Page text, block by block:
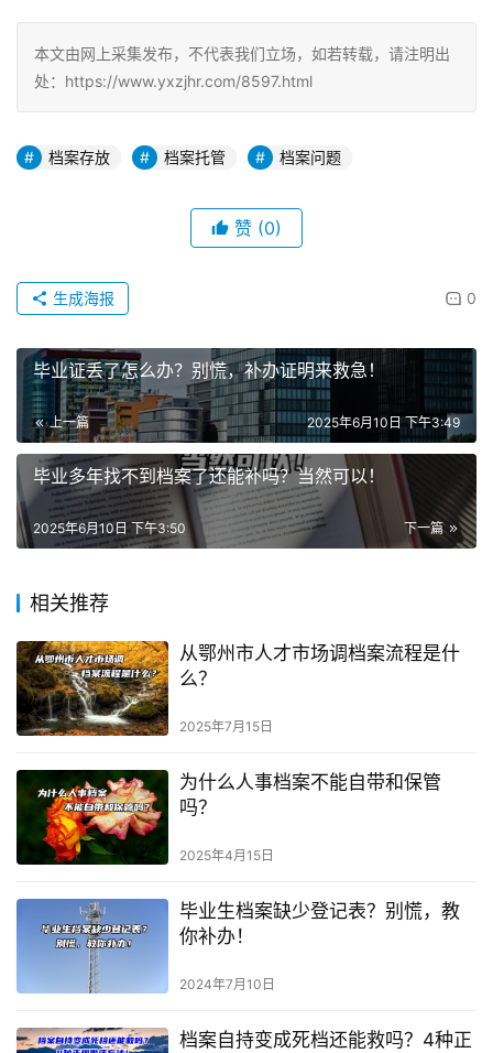
本文由网上采集发布，不代表我们立场，如若转载，请注明出
处：https://www.yxzjhr.com/8597.html
档案存放 档案托管 档案问题
赞 (0)
0
生成海报
毕业证丢了怎么办？别慌，补办证明来救急！
上一篇 2025年6月10日 下午3:49
毕业多年找不到档案了还能补吗？当然可以！
下一篇
2025年6月10日 下午3:50
相关推荐
从鄂州市人才市场调档案流程是什
么？
2025年7月15日
为什么人事档案不能自带和保管
吗？
2025年4月15日
毕业生档案缺少登记表？别慌，教
你补办！
2024年7月10日
档案自持变成死档还能救吗？4种正